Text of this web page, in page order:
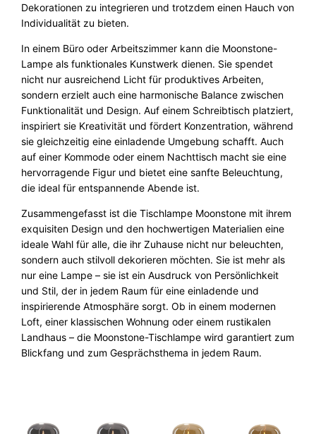
Dekorationen zu integrieren und trotzdem einen Hauch von
Individualität zu bieten.
In einem Büro oder Arbeitszimmer kann die Moonstone-
Lampe als funktionales Kunstwerk dienen. Sie spendet
nicht nur ausreichend Licht für produktives Arbeiten,
sondern erzielt auch eine harmonische Balance zwischen
Funktionalität und Design. Auf einem Schreibtisch platziert,
inspiriert sie Kreativität und fördert Konzentration, während
sie gleichzeitig eine einladende Umgebung schafft. Auch
auf einer Kommode oder einem Nachttisch macht sie eine
hervorragende Figur und bietet eine sanfte Beleuchtung,
die ideal für entspannende Abende ist.
Zusammengefasst ist die Tischlampe Moonstone mit ihrem
exquisiten Design und den hochwertigen Materialien eine
ideale Wahl für alle, die ihr Zuhause nicht nur beleuchten,
sondern auch stilvoll dekorieren möchten. Sie ist mehr als
nur eine Lampe – sie ist ein Ausdruck von Persönlichkeit
und Stil, der in jedem Raum für eine einladende und
inspirierende Atmosphäre sorgt. Ob in einem modernen
Loft, einer klassischen Wohnung oder einem rustikalen
Landhaus – die Moonstone-Tischlampe wird garantiert zum
Blickfang und zum Gesprächsthema in jedem Raum.